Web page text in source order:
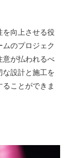
を向上させる役
のプロジェク
意が払われるべ
な設計と施工を
ことができま